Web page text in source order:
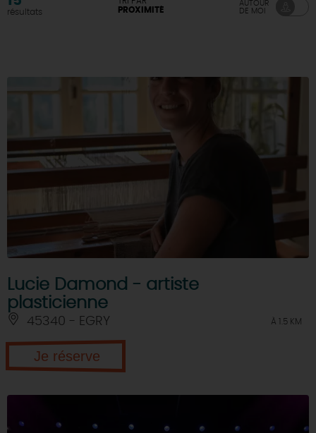
résultats
PROXIMITÉ
AUTOUR
DE MOI
Lucie Damond - artiste
plasticienne
45340 - EGRY À 1.5 KM
Je réserve